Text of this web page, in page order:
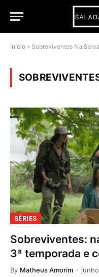
Início » Sobreviventes Na Selva
SÉRIES
Sobreviventes:
3ª temporada e
By Matheus Amorim